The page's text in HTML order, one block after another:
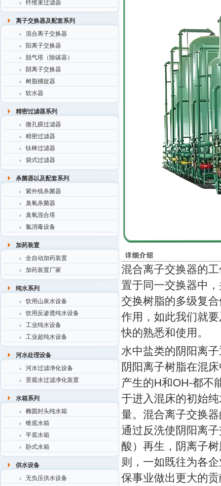
纤维束过滤器
离子交换器及配套系列
混合离子交换器
阳离子交换器
脱气塔（除碳器）
阴离子交换器
树脂捕捉器
软水器
精密过滤器系列
微孔膜过滤器
精密过滤器
钛棒过滤器
袋式过滤器
杀菌器以及配套系列
紫外线杀菌器
臭氧杀菌器
臭氧混合塔
氯消毒设备
加药装置
全自动加药装置
加药装置厂家
纯水系列
饮用山泉水设备
饮用反渗透纯水设备
工业纯水设备
工业超纯水设备
河水处理设备
河水过滤净化设备
景观水过滤净化装置
水箱系列
椭圆封头纯水箱
锥底水箱
平底水箱
卧式水箱
供水设备
无负压供水设备
混合离子交换器的
置于同一交换器中
交换树脂的多级复
作用，如此我们就
快的熟悉和使用。
水中盐类的阴阳离
阴阳离子树脂在混
产生的H和OH-都不
于进入混床的初始
量。混合离子交换
通过反洗使阴阳离
酸）再生，阴离子
则，一如既往为各
保事业做出更大的